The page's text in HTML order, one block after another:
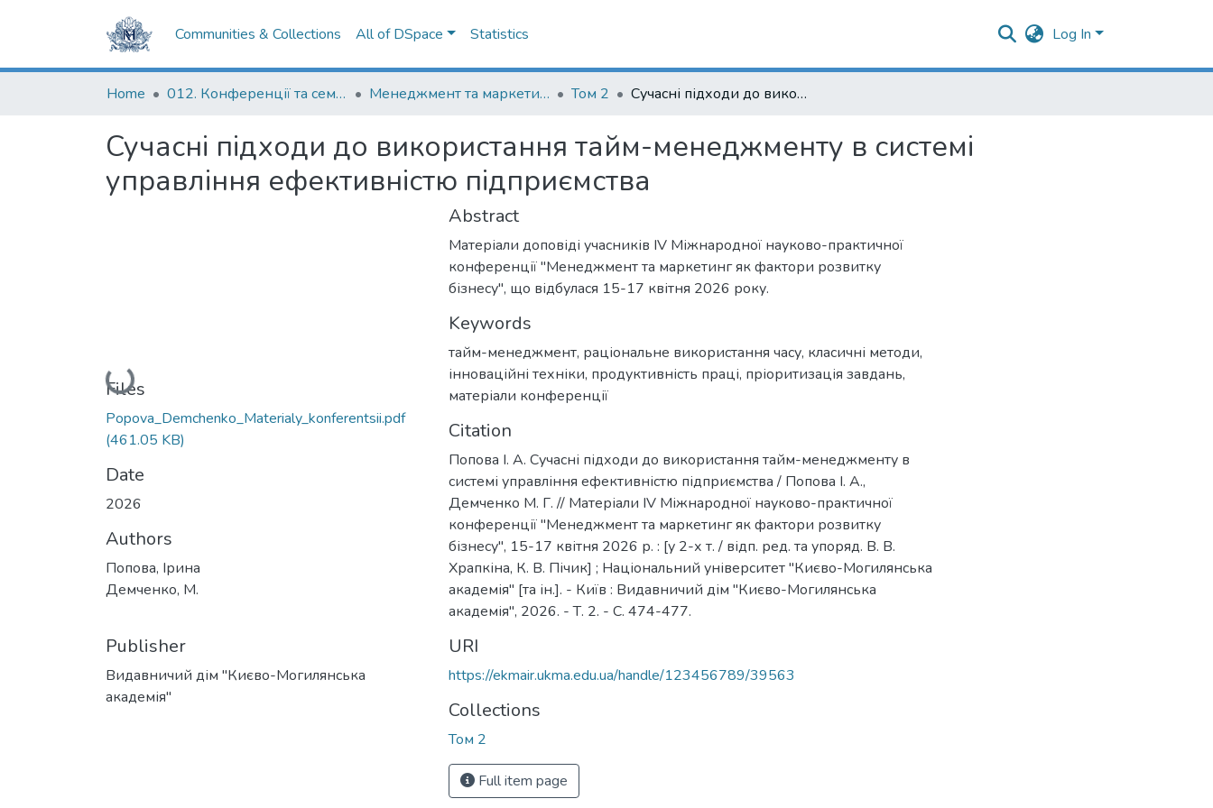
Communities & Collections All of DSpace Log In
Home 012. Конференції та семінари НаУКМА Менеджмент та маркетинг як фактори розвитку бізнесу : матеріали ІV Міжнародної науково-практичної конференції 15-17 квітня 2026 р. Том 2 Сучасні підходи до використання тайм-менеджменту в системі управління ефективністю підприємства
Сучасні підходи до використання тайм-менеджменту в системі
управління ефективністю підприємства
Loading...
Files
Popova_Demchenko_Materialy_konferentsii.pdf
(461.05 KB)
Date
2026
Authors
Попова, Ірина
Демченко, М.
Publisher
Видавничий дім "Києво-Могилянська
академія"
Abstract
Матеріали доповіді учасників IV Міжнародної науково-практичної
конференції "Менеджмент та маркетинг як фактори розвитку
бізнесу", що відбулася 15-17 квітня 2026 року.
Keywords
тайм-менеджмент, раціональне використання часу, класичні методи,
інноваційні техніки, продуктивність праці, пріоритизація завдань,
матеріали конференції
Citation
Попова І. А. Сучасні підходи до використання тайм-менеджменту в
системі управління ефективністю підприємства / Попова І. А.,
Демченко М. Г. // Матеріали ІV Міжнародної науково-практичної
конференції "Менеджмент та маркетинг як фактори розвитку
бізнесу", 15-17 квітня 2026 р. : [у 2-х т. / відп. ред. та упоряд. В. В.
Храпкіна, К. В. Пічик] ; Національний університет "Києво-Могилянська
академія" [та ін.]. - Київ : Видавничий дім "Києво-Могилянська
академія", 2026. - Т. 2. - С. 474-477.
URI
https://ekmair.ukma.edu.ua/handle/123456789/39563
Collections
Том 2
Full item page